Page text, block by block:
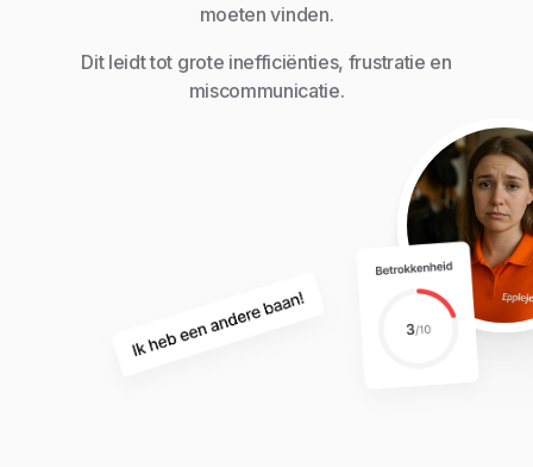
moeten vinden.
Dit leidt tot grote inefficiënties, frustratie en
miscommunicatie.